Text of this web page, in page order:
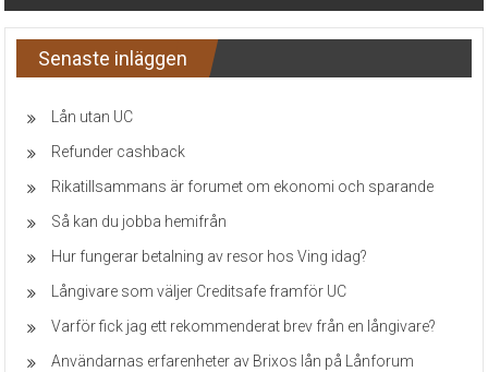
Senaste inläggen
Lån utan UC
Refunder cashback
Rikatillsammans är forumet om ekonomi och sparande
Så kan du jobba hemifrån
Hur fungerar betalning av resor hos Ving idag?
Långivare som väljer Creditsafe framför UC
Varför fick jag ett rekommenderat brev från en långivare?
Användarnas erfarenheter av Brixos lån på Lånforum